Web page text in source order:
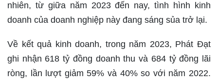
nhiên, từ giữa năm 2023 đến nay, tình hình kinh
doanh của doanh nghiệp này đang sáng sủa trở lại.
Về kết quả kinh doanh, trong năm 2023, Phát Đạt
ghi nhận 618 tỷ đồng doanh thu và 684 tỷ đồng lãi
ròng, lần lượt giảm 59% và 40% so với năm 2022.